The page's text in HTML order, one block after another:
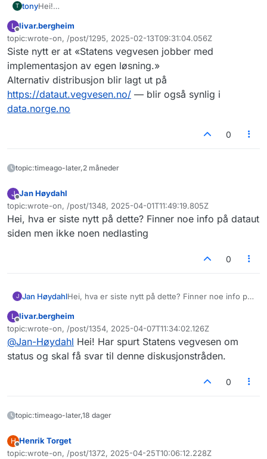
T tonyHei!
Har dere noe mer info om alternativ distribusjon etter
datahotellet legger ned i februar?
Ser at dere skrev at dere ikke har noe fastsatt dato for
ferdigstillelse, men er det mulig å få en pekepinn på om
det er snakk om uker, måneder eller år?
L
Frakoblet
livar.bergheim
topic:wrote-on, /post/1295, 2025-02-13T09:31:04.056Z
Sist endret av
Siste nytt er at «Statens vegvesen jobber med
implementasjon av egen løsning.»
Alternativ distribusjon blir lagt ut på
https://dataut.vegvesen.no/ — blir også synlig i
data.norge.no
0
topic:timeago-later,2 måneder
J
Frakoblet
Jan Høydahl
topic:wrote-on, /post/1348, 2025-04-01T11:49:19.805Z
Sist endret av
Hei, hva er siste nytt på dette? Finner noe info på dataut
siden men ikke noen nedlasting
0
J Jan HøydahlHei, hva er siste nytt på dette? Finner noe info på
L
Frakoblet
livar.bergheim
topic:wrote-on, /post/1354, 2025-04-07T11:34:02.126Z
Sist endret av
@Jan-Høydahl Hei! Har spurt Statens vegvesen om
status og skal få svar til denne diskusjonstråden.
0
topic:timeago-later,18 dager
H
Frakoblet
Henrik Torget
topic:wrote-on, /post/1372, 2025-04-25T10:06:12.228Z